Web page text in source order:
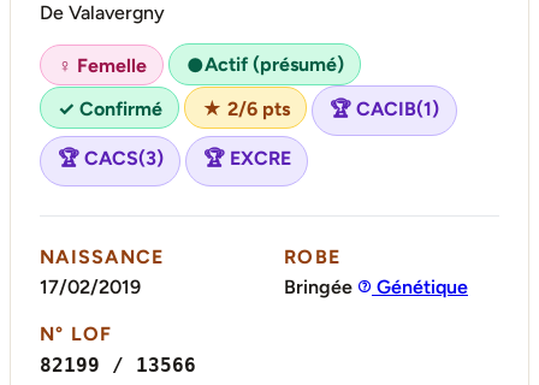
De Valavergny
♀ Femelle ●Actif (présumé)
✓ Confirmé
★ 2/6 pts 🏆 CACIB(1)
🏆 CACS(3) 🏆 EXCRE
NAISSANCE
17/02/2019
ROBE
Bringée
Génétique
N° LOF
82199 / 13566